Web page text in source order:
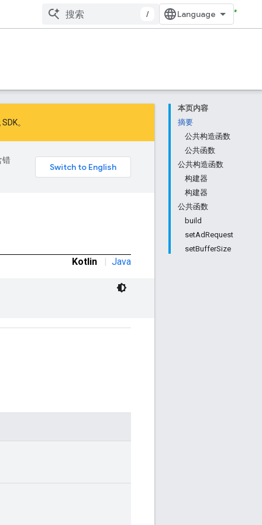
/
本页内容
摘要
公共构造函数
公共函数
公共构造函数
构建器
构建器
公共函数
build
setAdRequest
setBufferSize
。
错
Kotlin | Java